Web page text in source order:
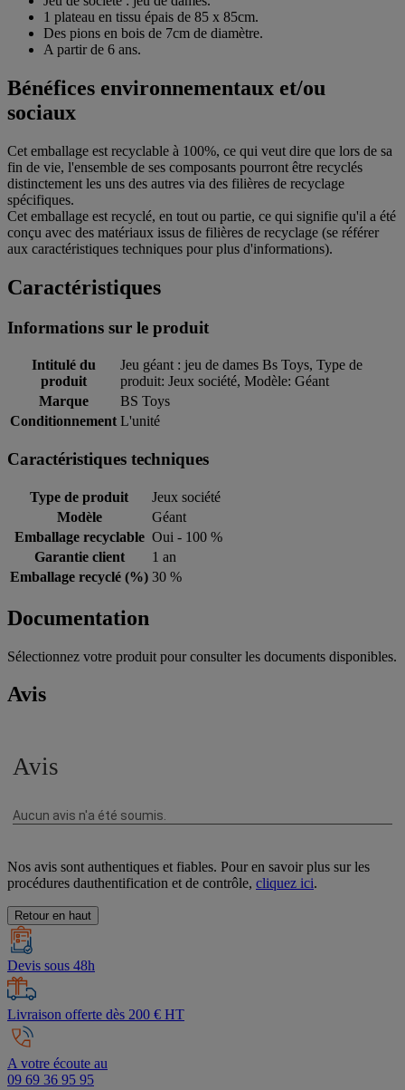
1 plateau en tissu épais de 85 x 85cm.
Des pions en bois de 7cm de diamètre.
A partir de 6 ans.
Bénéfices environnementaux et/ou
sociaux
Cet emballage est recyclable à 100%, ce qui veut dire que lors de sa
fin de vie, l'ensemble de ses composants pourront être recyclés
distinctement les uns des autres via des filières de recyclage
spécifiques.
Cet emballage est recyclé, en tout ou partie, ce qui signifie qu'il a été
conçu avec des matériaux issus de filières de recyclage (se référer
aux caractéristiques techniques pour plus d'informations).
Caractéristiques
Informations sur le produit
Intitulé du
produit
Jeu géant : jeu de dames Bs Toys, Type de
produit: Jeux société, Modèle: Géant
Marque
BS Toys
Conditionnement L'unité
Caractéristiques techniques
Type de produit
Jeux société
Modèle
Géant
Emballage recyclable Oui - 100 %
Garantie client
1 an
Emballage recyclé (%) 30 %
Documentation
Sélectionnez votre produit pour consulter les documents disponibles.
Avis
Nos avis sont authentiques et fiables. Pour en savoir plus sur les
procédures dauthentification et de contrôle, cliquez ici.
Retour en haut
Devis sous 48h
Livraison offerte dès 200 € HT
A votre écoute au
09 69 36 95 95